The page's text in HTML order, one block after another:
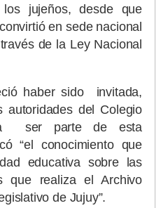
jujeños, desde que
en sede nacional
de la Ley Nacional
haber sido invitada,
del Colegio
ser parte de esta
“el conocimiento que
educativa sobre las
que realiza el Archivo
de Jujuy”.